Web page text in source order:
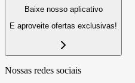
Baixe nosso aplicativo
E aproveite ofertas exclusivas!
Nossas redes sociais